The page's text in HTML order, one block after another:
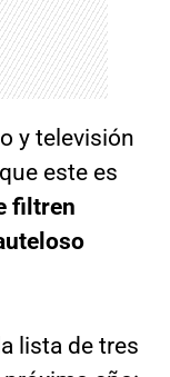
y televisión
este es
filtren
lista de tres